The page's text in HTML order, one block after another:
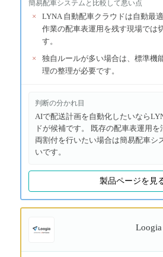
簡易配車システム と比較して悪い点
×
LYNA 自動配車クラウドは自動最
作業の配車表運用を残す現場では
す。
×
独自ルールが多い場合は、標準機
理の整理が必要です。
判断の分かれ目
AIで配送計画を自動化したいなら
ドが候補です。 既存の配車表運用
両割付を行いたい場合は簡易配車シ
いです。
製品ページを見
Loogia